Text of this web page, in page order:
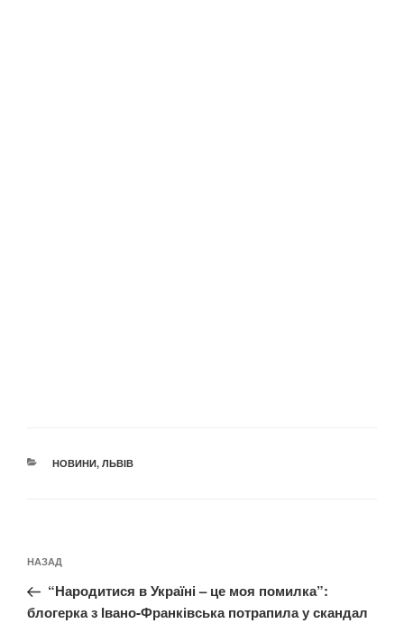
КАТЕГОРІЇ
НОВИНИ, ЛЬВІВ
записів
Попередній
запис:
НАЗАД
“Народитися в Україні – це моя помилка”:
блогерка з Івано-Франківська потрапила у скандал